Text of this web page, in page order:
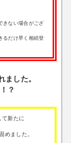
きない場合がござ
るだけ早く相続登
した。
？
新たに
ました。